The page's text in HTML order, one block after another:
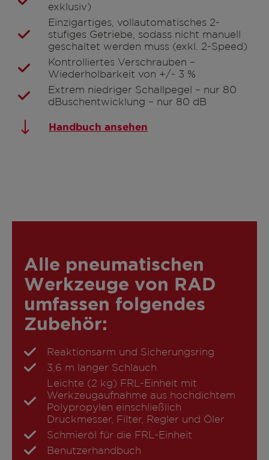
exklusiv)
Einzigartiges, vollautomatisches 2-
stufiges Getriebe, sodass nicht manuell
geschaltet werden muss (exkl. 2-Speed)
Kontrolliertes Verschrauben –
Wiederholbarkeit von +/- 3 %
Extrem niedriger Schallpegel – nur 80
dBuschentwicklung – nur 80 dB
Handbuch ansehen
Alle pneumatischen
Werkzeuge von RAD
umfassen folgendes
Zubehör:
Reaktionsarm und Sicherungsring
3,6 m langer Schlauch
Leichte (2 kg) FRL-Einheit mit
Werkzeugaufnahme aus hochdichtem
Polypropylen einschließlich
Druckmesser, Filter, Regler und Öler
Schmieröl für die FRL-Einheit
Benutzerhandbuch